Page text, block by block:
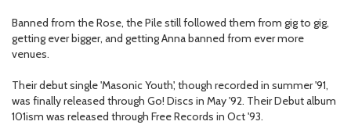
Banned from the Rose, the Pile still followed them from gig to gig,
getting ever bigger, and getting Anna banned from ever more
venues.
Their debut single 'Masonic Youth', though recorded in summer '91,
was finally released through Go! Discs in May '92. Their Debut album
101ism was released through Free Records in Oct '93.